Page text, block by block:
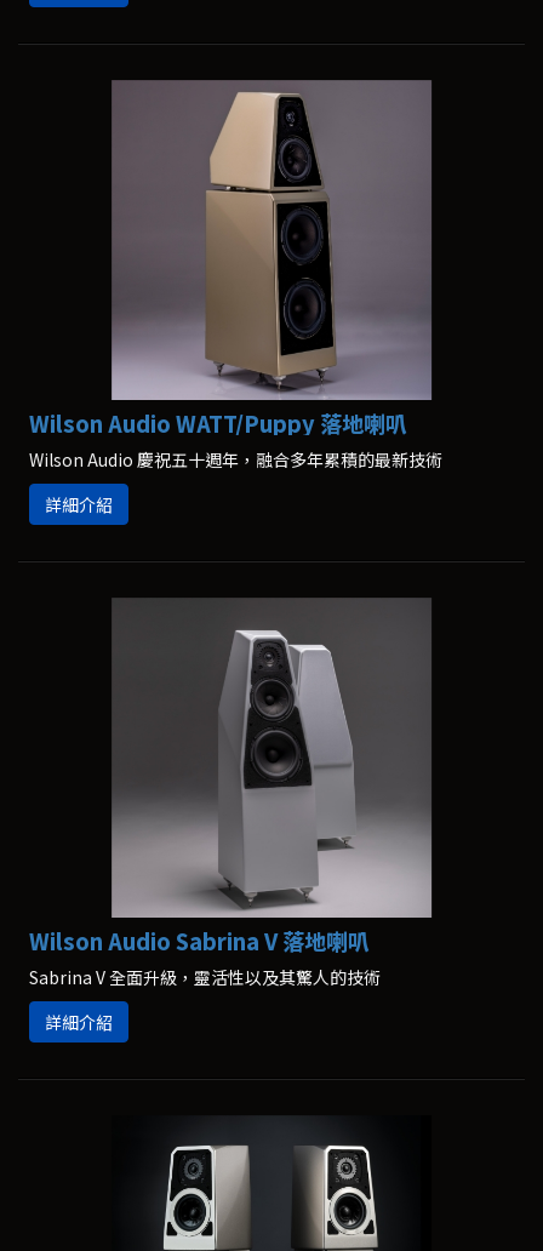
Wilson Audio WATT/Puppy 落地喇叭
Wilson Audio 慶祝五十週年，融合多年累積的最新技術
詳細介紹
Wilson Audio Sabrina V 落地喇叭
Sabrina V 全面升級，靈活性以及其驚人的技術
詳細介紹